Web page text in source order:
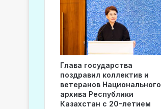
Глава государства
поздравил коллектив и
ветеранов Национального
архива Республики
Казахстан с 20-летием